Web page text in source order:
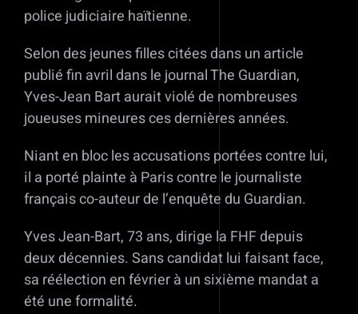
police judiciaire haïtienne.
Selon des jeunes filles citées dans un article
publié fin avril dans le journal The Guardian,
Yves-Jean Bart aurait violé de nombreuses
joueuses mineures ces dernières années.
Niant en bloc les accusations portées contre lui,
il a porté plainte à Paris contre le journaliste
français co-auteur de l’enquête du Guardian.
Yves Jean-Bart, 73 ans, dirige la FHF depuis
deux décennies. Sans candidat lui faisant face,
sa réélection en février à un sixième mandat a
été une formalité.